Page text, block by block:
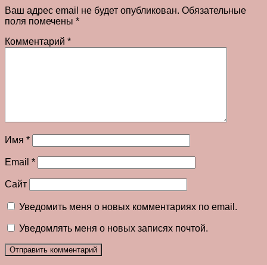
Ваш адрес email не будет опубликован. Обязательные
поля помечены *
Комментарий *
Имя *
Email *
Сайт
Уведомить меня о новых комментариях по email.
Уведомлять меня о новых записях почтой.